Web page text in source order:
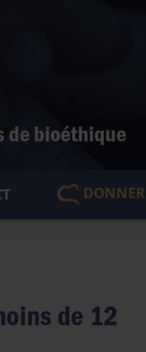
de bioéthique
DONNER
de 12